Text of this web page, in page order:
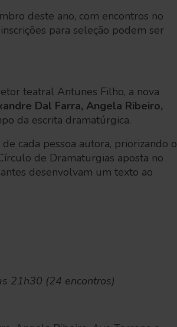
deste ano, com encontros no
para seleção podem ser
teatral Antunes Filho, a nova
Dal Farra, Angela Ribeiro,
da escrita dramatúrgica.
cada pessoa autora, priorizando o
de Dramaturgias aposta no
desenvolvam um texto ao
21h30 (24 encontros)